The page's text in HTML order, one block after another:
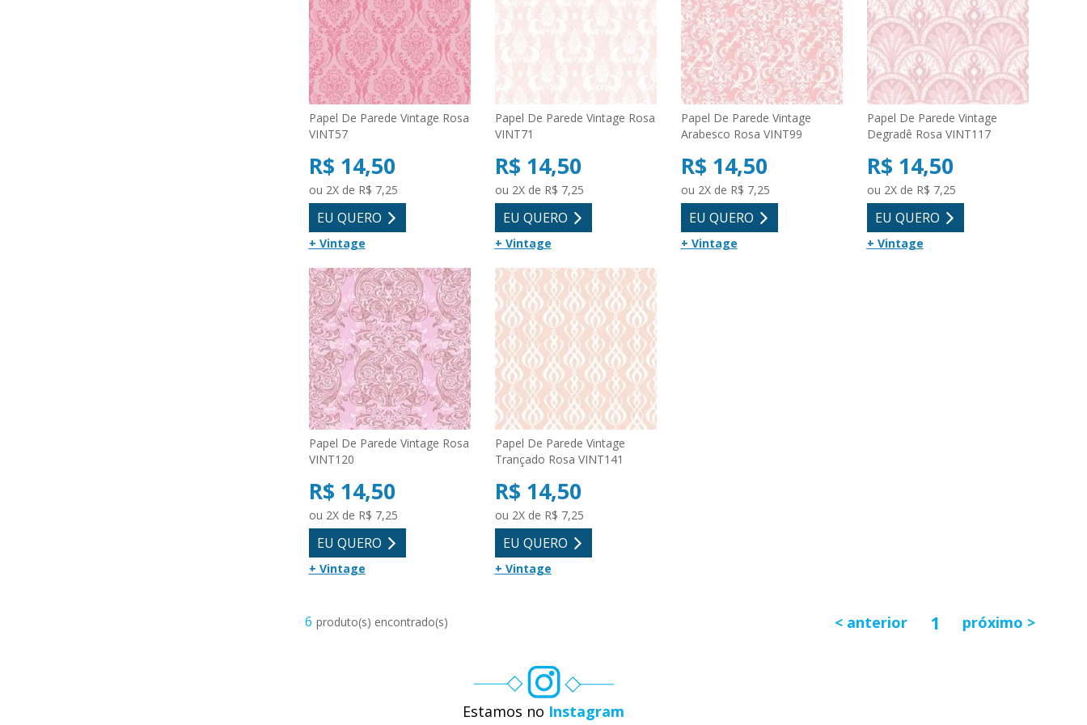
Papel De Parede Vintage Rosa
VINT57
R$ 14,50
ou 2X de R$ 7,25
EU QUERO
+ Vintage
Papel De Parede Vintage Rosa
VINT71
R$ 14,50
ou 2X de R$ 7,25
EU QUERO
+ Vintage
Papel De Parede Vintage
Arabesco Rosa VINT99
R$ 14,50
ou 2X de R$ 7,25
EU QUERO
+ Vintage
Papel De Parede Vintage
Degradê Rosa VINT117
R$ 14,50
ou 2X de R$ 7,25
EU QUERO
+ Vintage
Papel De Parede Vintage Rosa
VINT120
R$ 14,50
ou 2X de R$ 7,25
EU QUERO
+ Vintage
Papel De Parede Vintage
Trançado Rosa VINT141
R$ 14,50
ou 2X de R$ 7,25
EU QUERO
+ Vintage
anterior 1 próximo
6
Estamos no Instagram